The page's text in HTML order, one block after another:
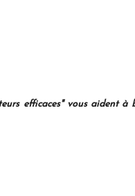
efficaces" vous aident